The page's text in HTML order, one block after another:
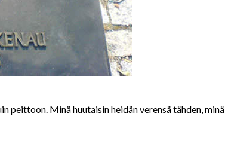
peittoon. Minä huutaisin heidän verensä tähden, minä